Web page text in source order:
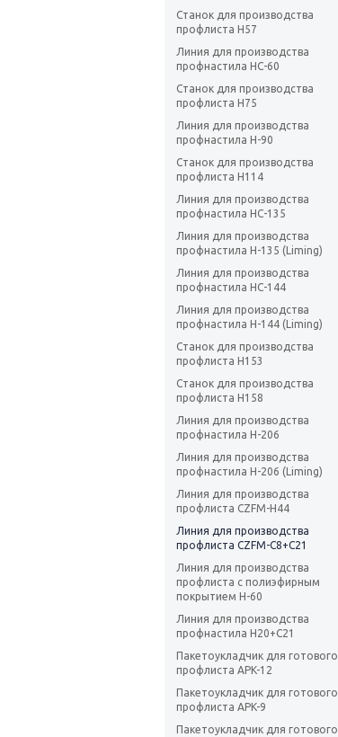
Станок для производства
профлиста H57
Линия для производства
профнастила НС-60
Станок для производства
профлиста H75
Линия для производства
профнастила Н-90
Станок для производства
профлиста H114
Линия для производства
профнастила НС-135
Линия для производства
профнастила Н-135 (Liming)
Линия для производства
профнастила НС-144
Линия для производства
профнастила Н-144 (Liming)
Станок для производства
профлиста H153
Станок для производства
профлиста H158
Линия для производства
профнастила Н-206
Линия для производства
профнастила Н-206 (Liming)
Линия для производства
профлиста CZFM-Н44
Линия для производства
профлиста CZFM-С8+С21
Линия для производства
профлиста с полиэфирным
покрытием Н-60
Линия для производства
профнастила Н20+С21
Пакетоукладчик для готового
профлиста APK-12
Пакетоукладчик для готового
профлиста APK-9
Пакетоукладчик для готового